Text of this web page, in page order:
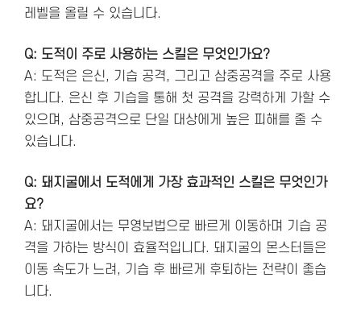
레벨을 올릴 수 있습니다.
Q: 도적이 주로 사용하는 스킬은 무엇인가요?
A: 도적은 은신, 기습 공격, 그리고 삼중공격을 주로 사용
합니다. 은신 후 기습을 통해 첫 공격을 강력하게 가할 수
있으며, 삼중공격으로 단일 대상에게 높은 피해를 줄 수
있습니다.
Q: 돼지굴에서 도적에게 가장 효과적인 스킬은 무엇인가
요?
A: 돼지굴에서는 무영보법으로 빠르게 이동하며 기습 공
격을 가하는 방식이 효율적입니다. 돼지굴의 몬스터들은
이동 속도가 느려, 기습 후 빠르게 후퇴하는 전략이 좋습
니다.